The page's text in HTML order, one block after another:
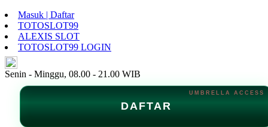
Masuk | Daftar
TOTOSLOT99
ALEXIS SLOT
TOTOSLOT99 LOGIN
Senin - Minggu, 08.00 - 21.00 WIB
DAFTAR